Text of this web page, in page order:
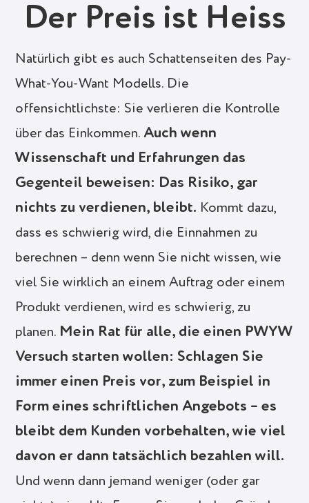
Der Preis ist Heiss
Natürlich gibt es auch Schattenseiten des Pay-
What-You-Want Modells. Die
offensichtlichste: Sie verlieren die Kontrolle
über das Einkommen. Auch wenn
Wissenschaft und Erfahrungen das
Gegenteil beweisen: Das Risiko, gar
nichts zu verdienen, bleibt. Kommt dazu,
dass es schwierig wird, die Einnahmen zu
berechnen – denn wenn Sie nicht wissen, wie
viel Sie wirklich an einem Auftrag oder einem
Produkt verdienen, wird es schwierig, zu
planen. Mein Rat für alle, die einen PWYW
Versuch starten wollen: Schlagen Sie
immer einen Preis vor, zum Beispiel in
Form eines schriftlichen Angebots – es
bleibt dem Kunden vorbehalten, wie viel
davon er dann tatsächlich bezahlen will.
Und wenn dann jemand weniger (oder gar